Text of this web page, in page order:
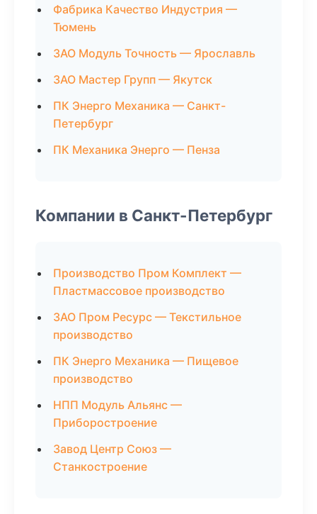
Фабрика Качество Индустрия —
Тюмень
ЗАО Модуль Точность — Ярославль
ЗАО Мастер Групп — Якутск
ПК Энерго Механика — Санкт-
Петербург
ПК Механика Энерго — Пенза
Компании в Санкт-Петербург
Производство Пром Комплект —
Пластмассовое производство
ЗАО Пром Ресурс — Текстильное
производство
ПК Энерго Механика — Пищевое
производство
НПП Модуль Альянс —
Приборостроение
Завод Центр Союз —
Станкостроение